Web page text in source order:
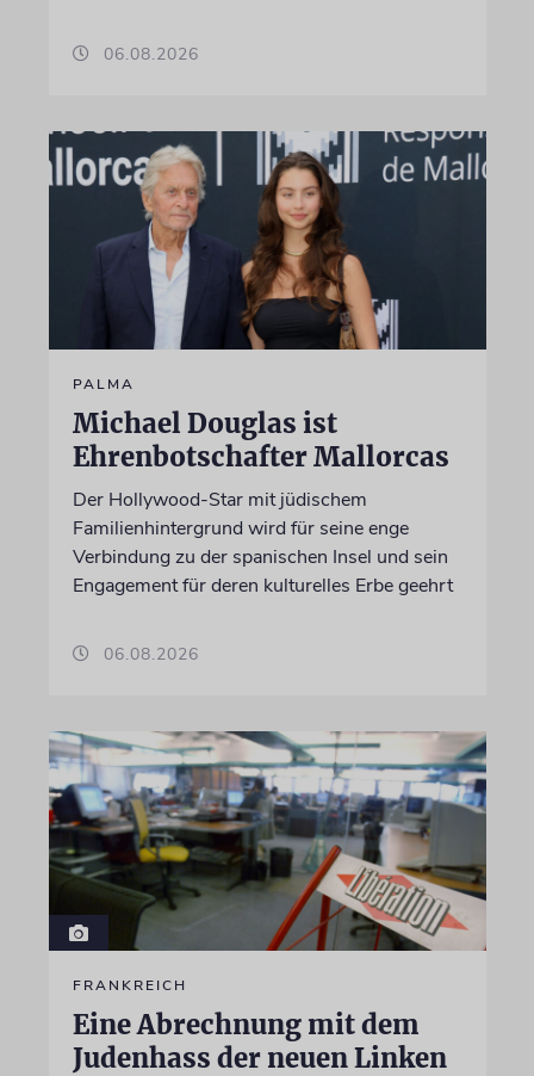
06.08.2026
PALMA
Michael Douglas ist
Ehrenbotschafter Mallorcas
Der Hollywood-Star mit jüdischem
Familienhintergrund wird für seine enge
Verbindung zu der spanischen Insel und sein
Engagement für deren kulturelles Erbe geehrt
06.08.2026
FRANKREICH
Eine Abrechnung mit dem
Judenhass der neuen Linken